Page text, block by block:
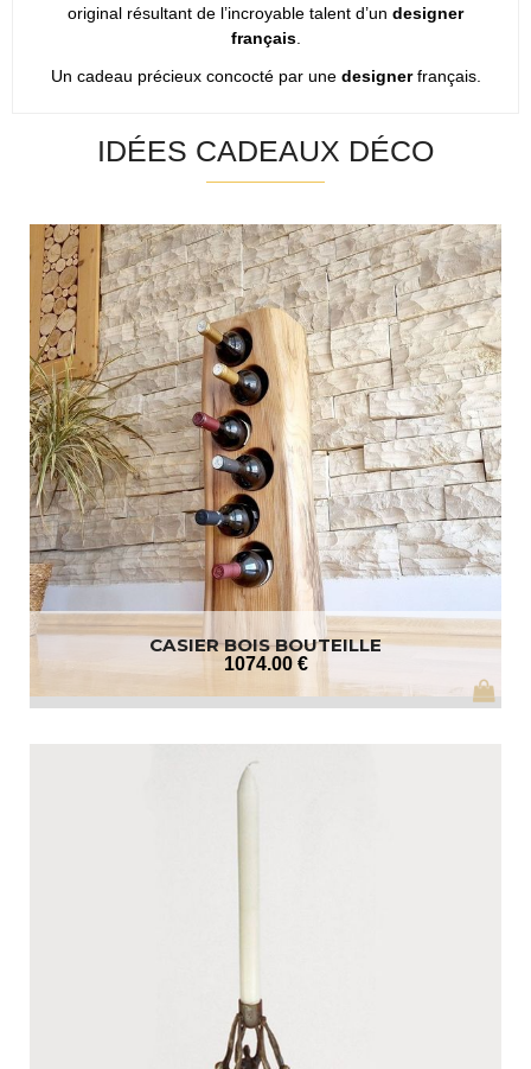
original résultant de l’incroyable talent d’un designer
français.
Un cadeau précieux concocté par une designerfrançais.
IDÉES CADEAUX DÉCO
CASIER BOIS BOUTEILLE
1074.00 €